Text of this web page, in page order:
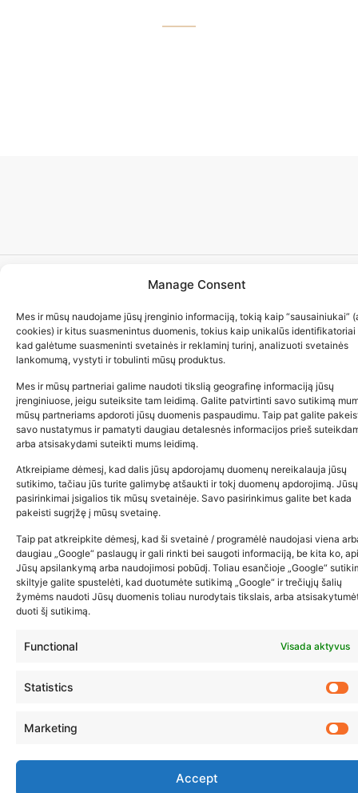
Manage Consent
Mes ir mūsų naudojame jūsų įrenginio informaciją, tokią kaip “sausainiukai”
cookies) ir kitus suasmenintus duomenis, tokius kaip unikalūs identifikatoriai
kad galėtume suasmeninti svetainės ir reklaminį turinį, analizuoti svetainės
lankomumą, vystyti ir tobulinti mūsų produktus.
Mes ir mūsų partneriai galime naudoti tikslią geografinę informaciją jūsų
įrenginiuose, jeigu suteiksite tam leidimą. Galite patvirtinti savo sutikimą
mūsų partneriams apdoroti jūsų duomenis paspaudimu. Taip pat galite
savo nustatymus ir pamatyti daugiau detalesnės informacijos prieš
arba atsisakydami suteikti mums leidimą.
Atkreipiame dėmesį, kad dalis jūsų apdorojamų duomenų nereikalauja jūsų
sutikimo, tačiau jūs turite galimybę atšaukti ir tokį duomenų apdorojimą. Jūsų
pasirinkimai įsigalios tik mūsų svetainėje. Savo pasirinkimus galite bet kada
pakeisti sugrįžę į mūsų svetainę.
Taip pat atkreipkite dėmesį, kad ši svetainė / programėlė naudojasi viena
daugiau „Google“ paslaugų ir gali rinkti bei saugoti informaciją, be kita ko,
Jūsų apsilankymą arba naudojimosi pobūdį. Toliau esančioje „Google“
skiltyje galite spustelėti, kad duotumėte sutikimą „Google“ ir trečiųjų šalių
žymėms naudoti Jūsų duomenis toliau nurodytais tikslais, arba
duoti šį sutikimą.
Functional Visada aktyvus
Statistics
Marketing
Accept
© 2023 ZUIKIO RECEPTAI VISOS TEISĖS SAUGOMOS